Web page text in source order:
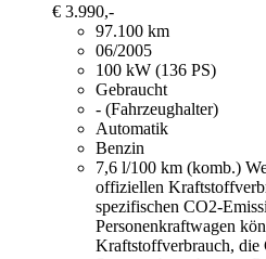
€ 3.990,-
97.100 km
06/2005
100 kW (136 PS)
Gebraucht
- (Fahrzeughalter)
Automatik
Benzin
7,6 l/100 km (komb.)
offiziellen
spezifischen CO2-
Personenkraftwagen
Kraftstoffverbrauch, die